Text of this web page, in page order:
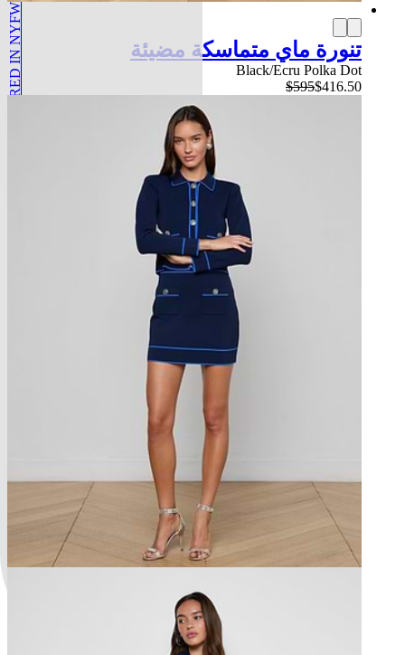
FEATURED IN NYFW تنورة ماي متماسكة مضيئة
Black/Ecru Polka Dot
$595$416.50